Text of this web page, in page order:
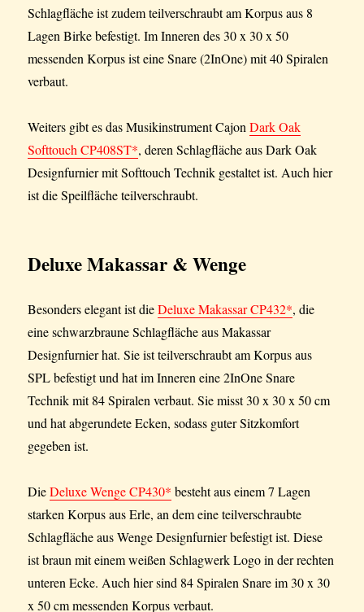
Schlagfläche ist zudem teilverschraubt am Korpus aus 8
Lagen Birke befestigt. Im Inneren des 30 x 30 x 50
messenden Korpus ist eine Snare (2InOne) mit 40 Spiralen
verbaut.
Weiters gibt es das Musikinstrument CajonDark Oak
Softtouch CP408ST*, deren Schlagfläche aus Dark Oak
Designfurnier mit Softtouch Technik gestaltet ist. Auch hier
ist die Speilfläche teilverschraubt.
Deluxe Makassar & Wenge
Besonders elegant ist dieDeluxe Makassar CP432*, die
eine schwarzbraune Schlagfläche aus Makassar
Designfurnier hat. Sie ist teilverschraubt am Korpus aus
SPL befestigt und hat im Inneren eine 2InOne Snare
Technik mit 84 Spiralen verbaut. Sie misst 30 x 30 x 50 cm
und hat abgerundete Ecken, sodass guter Sitzkomfort
gegeben ist.
DieDeluxe Wenge CP430* besteht aus einem 7 Lagen
starken Korpus aus Erle, an dem eine teilverschraubte
Schlagfläche aus Wenge Designfurnier befestigt ist. Diese
ist braun mit einem weißen Schlagwerk Logo in der rechten
unteren Ecke. Auch hier sind 84 Spiralen Snare im 30 x 30
x 50 cm messenden Korpus verbaut.